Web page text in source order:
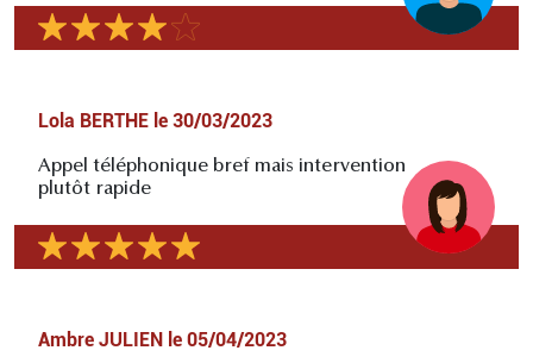
Lola BERTHE le 30/03/2023
Appel téléphonique bref mais intervention
plutôt rapide
Ambre JULIEN le 05/04/2023